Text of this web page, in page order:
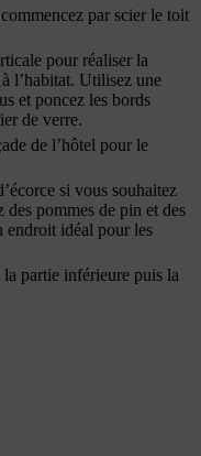
par scier le toit
pour réaliser la
l’habitat. Utilisez une
et poncez les bords
de verre.
de l’hôtel pour le
si vous souhaitez
pommes de pin et des
endroit idéal pour les
partie inférieure puis la